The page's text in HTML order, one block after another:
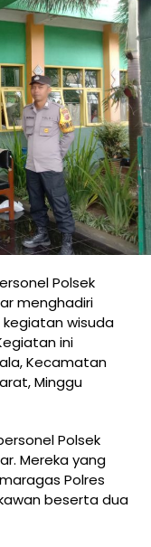
Polsek
menghadiri
wisuda
ini
Kecamatan
Minggu
Polsek
Mereka yang
Polres
beserta dua